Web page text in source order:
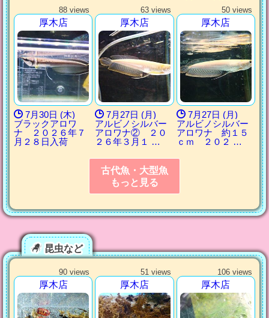
88 views
厚木店
7月30日 (木)
ブラックアロワ
ナ ２０２６年７
月２８日入荷
63 views
厚木店
7月27日 (月)
アルビノシルバー
アロワナ② ２０
２６年３月１ …
50 views
厚木店
7月27日 (月)
アルビノシルバー
アロワナ 約１５
ｃｍ ２０２ …
古代魚・大型魚
もっと見る
昆虫など
90 views
厚木店
51 views
厚木店
106 views
厚木店